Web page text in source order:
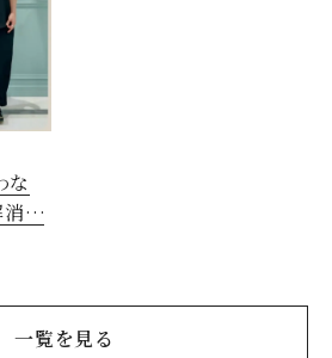
な
！
神
一覧を見る